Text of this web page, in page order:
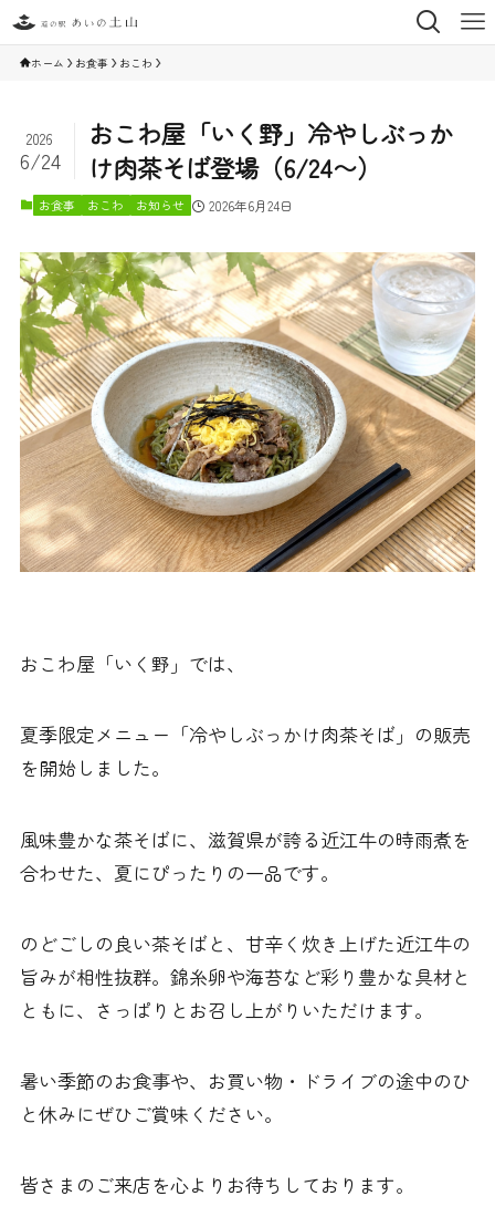
ホーム お食事 おこわ
おこわ屋「いく野」冷やしぶっか
け肉茶そば登場（6/24〜）
2026
6/24
お食事 おこわ お知らせ 2026年6月24日
おこわ屋「いく野」では、
夏季限定メニュー「冷やしぶっかけ肉茶そば」の販売
を開始しました。
風味豊かな茶そばに、滋賀県が誇る近江牛の時雨煮を
合わせた、夏にぴったりの一品です。
のどごしの良い茶そばと、甘辛く炊き上げた近江牛の
旨みが相性抜群。錦糸卵や海苔など彩り豊かな具材と
ともに、さっぱりとお召し上がりいただけます。
暑い季節のお食事や、お買い物・ドライブの途中のひ
と休みにぜひご賞味ください。
皆さまのご来店を心よりお待ちしております。